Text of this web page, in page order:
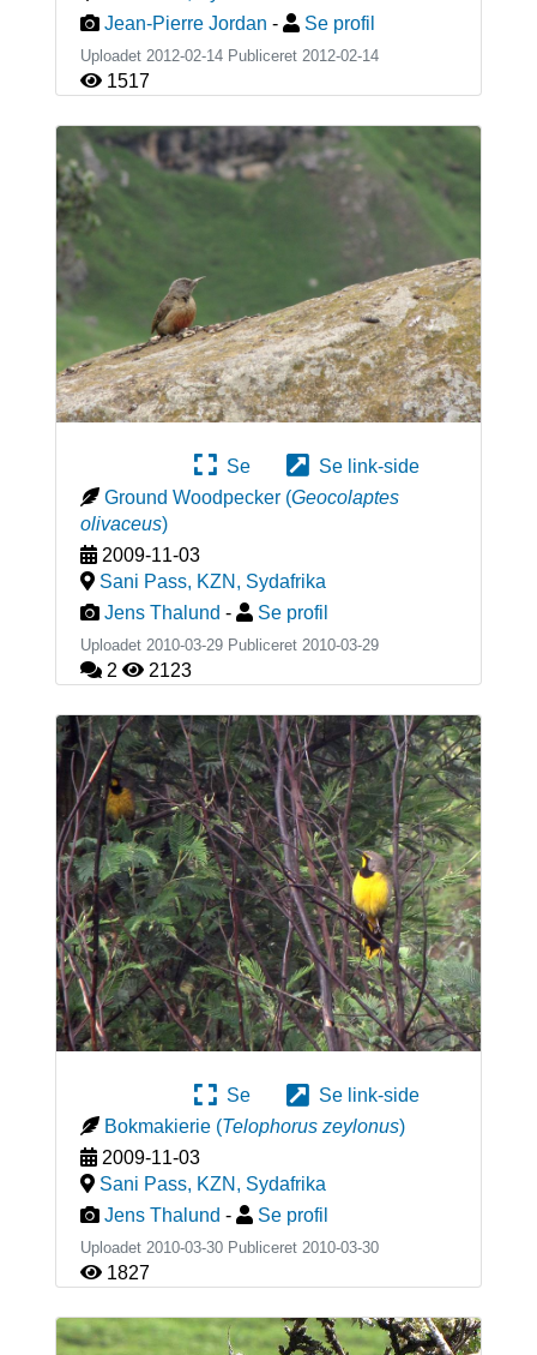
Jean-Pierre Jordan - Se profil
Uploadet 2012-02-14 Publiceret 2012-02-14
1517
Se
Se link-side
Ground Woodpecker (Geocolaptes
olivaceus)
2009-11-03
Sani Pass, KZN , Sydafrika
Jens Thalund - Se profil
Uploadet 2010-03-29 Publiceret 2010-03-29
2 2123
Se
Se link-side
Bokmakierie (Telophorus zeylonus)
2009-11-03
Sani Pass, KZN , Sydafrika
Jens Thalund - Se profil
Uploadet 2010-03-30 Publiceret 2010-03-30
1827